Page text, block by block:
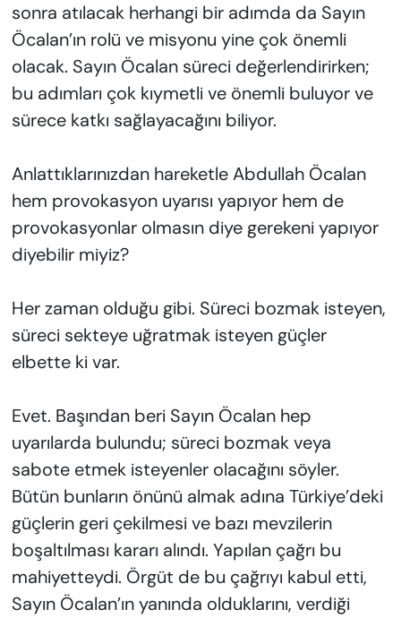
sonra atılacak herhangi bir adımda da Sayın
Öcalan’ın rolü ve misyonu yine çok önemli
olacak. Sayın Öcalan süreci değerlendirirken;
bu adımları çok kıymetli ve önemli buluyor ve
sürece katkı sağlayacağını biliyor.
Anlattıklarınızdan hareketle Abdullah Öcalan
hem provokasyon uyarısı yapıyor hem de
provokasyonlar olmasın diye gerekeni yapıyor
diyebilir miyiz?
Her zaman olduğu gibi. Süreci bozmak isteyen,
süreci sekteye uğratmak isteyen güçler
elbette ki var.
Evet. Başından beri Sayın Öcalan hep
uyarılarda bulundu; süreci bozmak veya
sabote etmek isteyenler olacağını söyler.
Bütün bunların önünü almak adına Türkiye’deki
güçlerin geri çekilmesi ve bazı mevzilerin
boşaltılması kararı alındı. Yapılan çağrı bu
mahiyetteydi. Örgüt de bu çağrıyı kabul etti,
Sayın Öcalan’ın yanında olduklarını, verdiği